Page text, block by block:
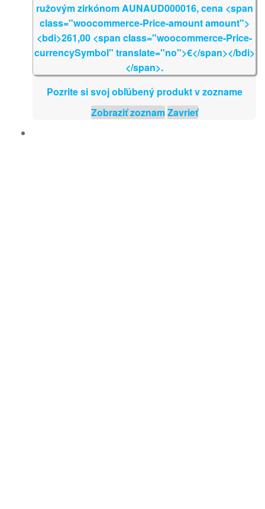
Pozrite si svoj obľúbený produkt v zozname
Zobraziť zoznamZavrieť